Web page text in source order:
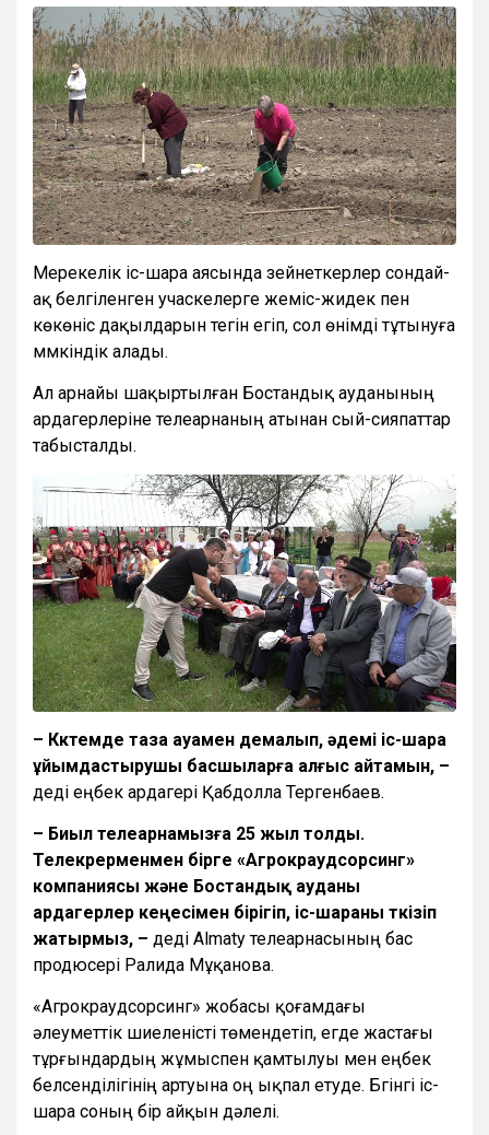
Мерекелік іс-шара аясында зейнеткерлер сондай-
ақ белгіленген учаскелерге жеміс-жидек пен
көкөніс дақылдарын тегін егіп, сол өнімді тұтынуға
мүмкіндік алады.
Ал арнайы шақыртылған Бостандық ауданының
ардагерлеріне телеарнаның атынан сый-сияпаттар
табысталды.
– Көктемде таза ауамен демалып, әдемі іс-шара
ұйымдастырушы басшыларға алғыс айтамын, –
деді еңбек ардагері Қабдолла Тергенбаев.
– Биыл телеарнамызға 25 жыл толды.
Телекөрерменмен бірге «Агрокраудсорсинг»
компаниясы және Бостандық ауданы
ардагерлер кеңесімен бірігіп, іс-шараны өткізіп
жатырмыз, – деді Almaty телеарнасының бас
продюсері Ралида Мұқанова.
«Агрокраудсорсинг» жобасы қоғамдағы
әлеуметтік шиеленісті төмендетіп, егде жастағы
тұрғындардың жұмыспен қамтылуы мен еңбек
белсенділігінің артуына оң ықпал етуде. Бүгінгі іс-
шара соның бір айқын дәлелі.